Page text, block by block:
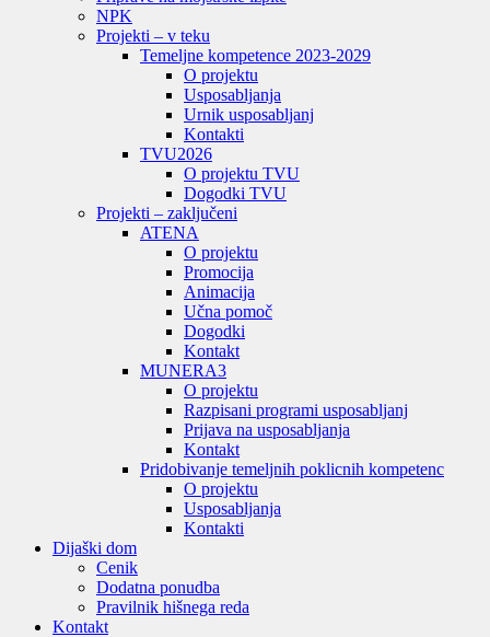
NPK
Projekti – v teku
Temeljne kompetence 2023-2029
O projektu
Usposabljanja
Urnik usposabljanj
Kontakti
TVU2026
O projektu TVU
Dogodki TVU
Projekti – zaključeni
ATENA
O projektu
Promocija
Animacija
Učna pomoč
Dogodki
Kontakt
MUNERA3
O projektu
Razpisani programi usposabljanj
Prijava na usposabljanja
Kontakt
Pridobivanje temeljnih poklicnih kompetenc
O projektu
Usposabljanja
Kontakti
Dijaški dom
Cenik
Dodatna ponudba
Pravilnik hišnega reda
Kontakt